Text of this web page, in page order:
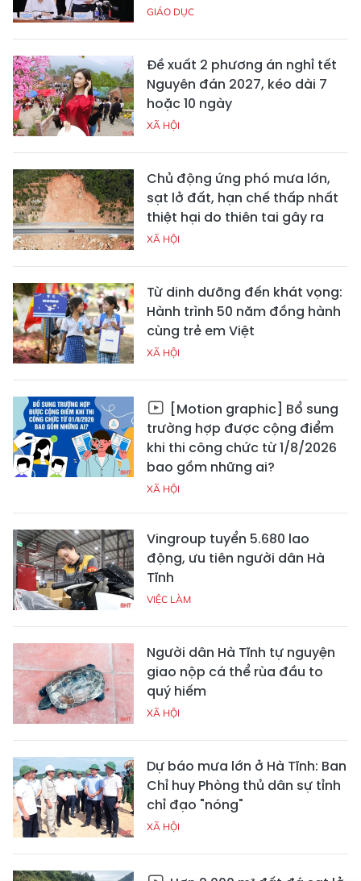
GIÁO DỤC
Đề xuất 2 phương án nghỉ tết
Nguyên đán 2027, kéo dài 7
hoặc 10 ngày
XÃ HỘI
Chủ động ứng phó mưa lớn,
sạt lở đất, hạn chế thấp nhất
thiệt hại do thiên tai gây ra
XÃ HỘI
Từ dinh dưỡng đến khát vọng:
Hành trình 50 năm đồng hành
cùng trẻ em Việt
XÃ HỘI
[Motion graphic] Bổ sung
trường hợp được cộng điểm
khi thi công chức từ 1/8/2026
bao gồm những ai?
XÃ HỘI
Vingroup tuyển 5.680 lao
động, ưu tiên người dân Hà
Tĩnh
VIỆC LÀM
Người dân Hà Tĩnh tự nguyện
giao nộp cá thể rùa đầu to
quý hiếm
XÃ HỘI
Dự báo mưa lớn ở Hà Tĩnh: Ban
Chỉ huy Phòng thủ dân sự tỉnh
chỉ đạo "nóng"
XÃ HỘI